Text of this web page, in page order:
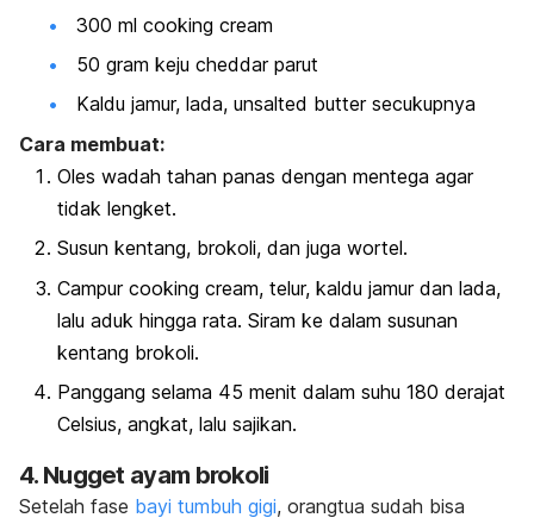
300 ml cooking cream
50 gram keju cheddar parut
Kaldu jamur, lada, unsalted buttersecukupnya
Cara membuat:
Oles wadah tahan panas dengan mentega agar
tidak lengket.
Susun kentang, brokoli, dan juga wortel.
Campur cooking cream, telur, kaldu jamur dan lada,
lalu aduk hingga rata. Siram ke dalam susunan
kentang brokoli.
Panggang selama 45 menit dalam suhu 180 derajat
Celsius, angkat, lalu sajikan.
4. Nugget ayam brokoli
Setelah fase bayi tumbuh gigi, orangtua sudah bisa